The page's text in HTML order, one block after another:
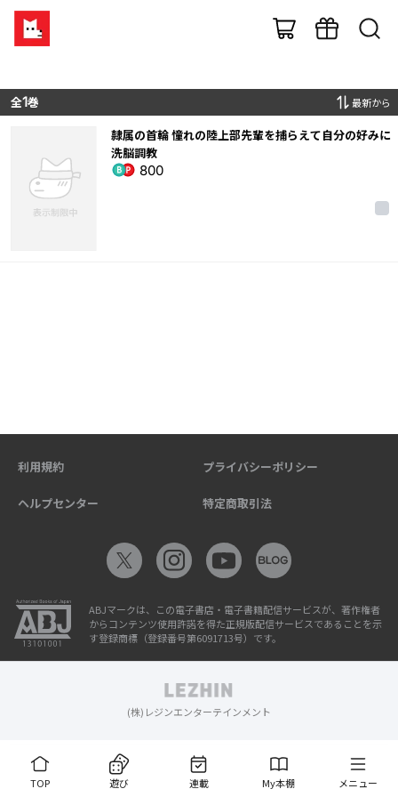
全1巻 最新から
隷属の首輪 憧れの陸上部先輩を捕らえて自分の好みに
洗脳調教
800
TOP 遊び 連載 My本棚 メニュー
利用規約 プライバシーポリシー
ヘルプセンター 特定商取引法
ABJマークは、この電子書店・電子書籍配信サービスが、著作権者
からコンテンツ使用許諾を得た正規版配信サービスであることを示
す登録商標（登録番号第6091713号）です。
(株)レジンエンターテインメント